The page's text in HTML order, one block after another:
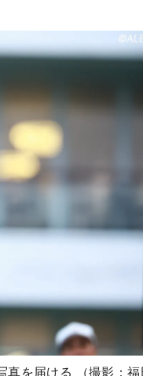
真を届ける （撮影：